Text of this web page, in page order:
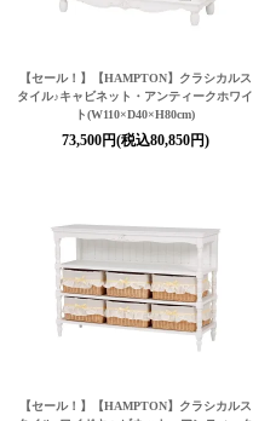
【セール！】【HAMPTON】クラシカルス
タイル♪キャビネット・アンティークホワイ
ト(W110×D40×H80cm)
73,500円(税込80,850円)
【セール！】【HAMPTON】クラシカルス